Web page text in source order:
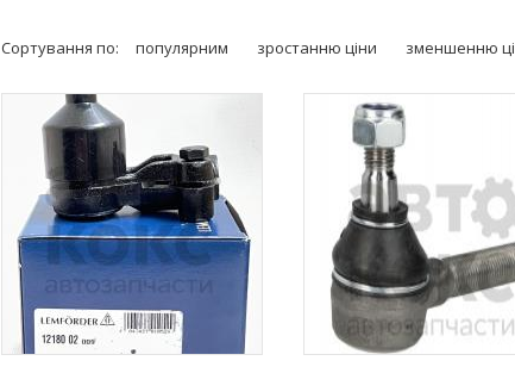
Сортування по: популярним зростанню ціни зменшенню